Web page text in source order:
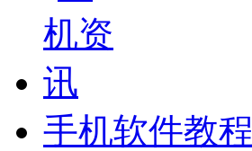
手机软件教程